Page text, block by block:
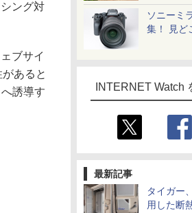
ソニーミ
集！ 見ど
INTERNET Watch
最新記事
タイガー
用した断
ング対
ブサイ
あると
誘導す